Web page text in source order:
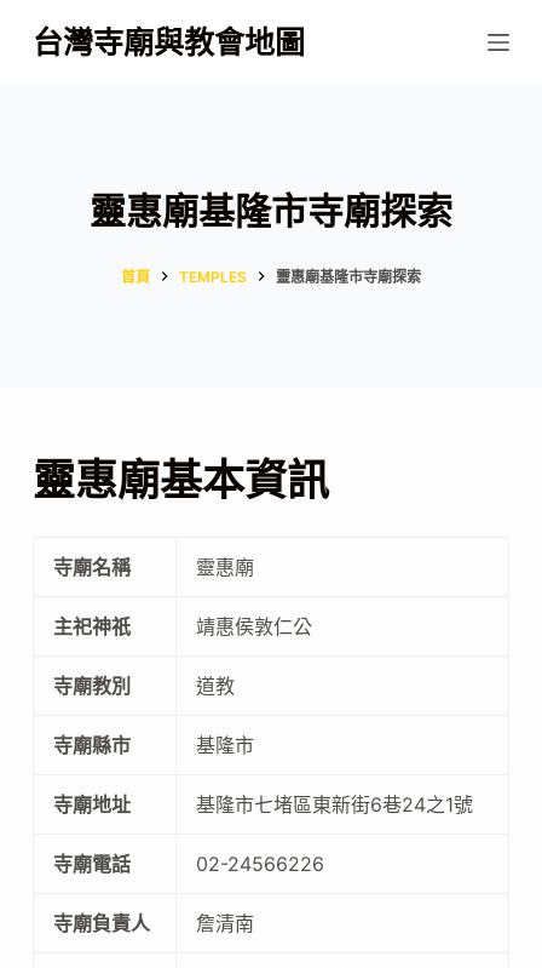
跳
至
台灣寺廟與教會地圖
靈惠廟基隆市寺廟探索
首頁 TEMPLES 靈惠廟基隆市寺廟探索
靈惠廟基本資訊
寺廟名稱 靈惠廟
主祀神祇 靖惠侯敦仁公
寺廟教別 道教
寺廟縣市 基隆市
寺廟地址 基隆市七堵區東新街6巷24之1號
寺廟電話 02-24566226
寺廟負責人 詹清南